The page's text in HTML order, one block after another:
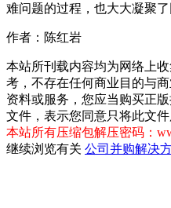
难问题的过程，也大大凝聚了
作者：陈红岩
本站所刊载内容均为网络上
考，不存在任何商业目的与
资料或服务，您应当购买正
文件，表示您同意只将此文
本站所有压缩包解压密码：
继续浏览有关 公司并购解决